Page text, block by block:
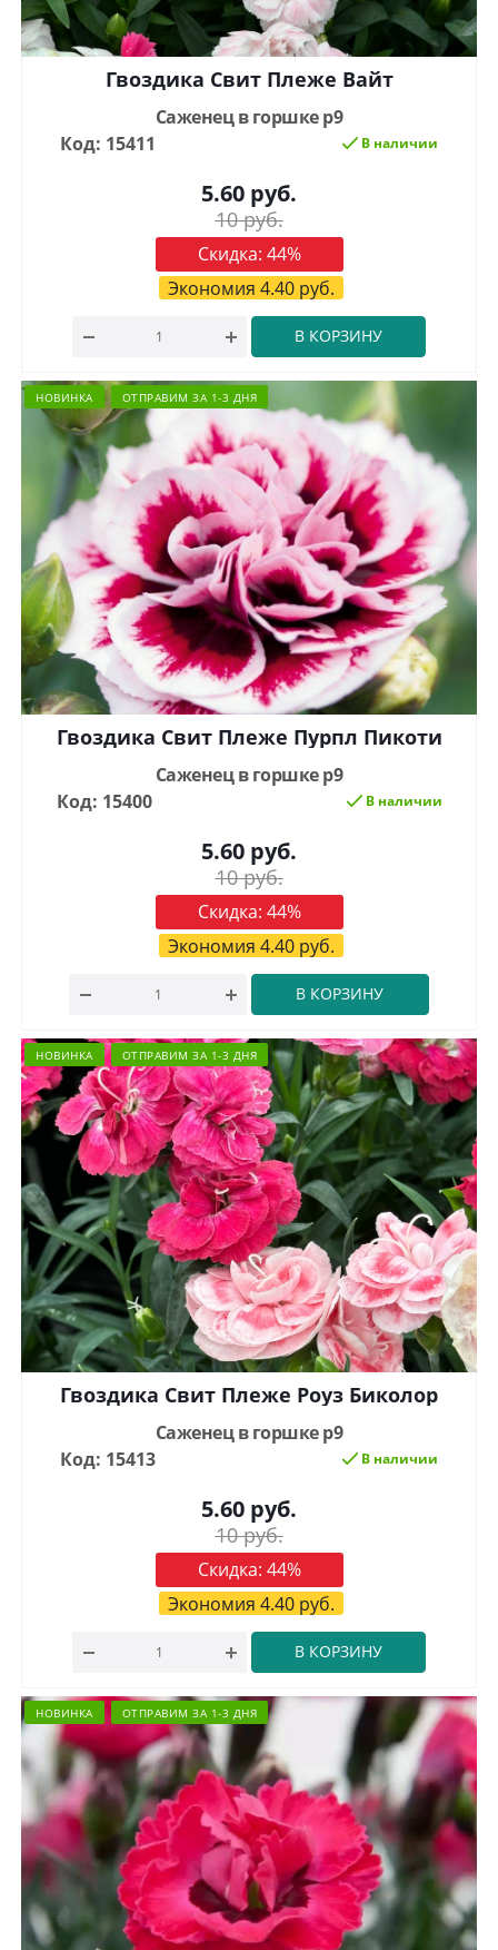
Гвоздика Свит Плеже Вайт
Саженец в горшке р9
Код: 15411
В наличии
5.60 руб.
10руб.
Скидка: 44%
Экономия 4.40руб.
В КОРЗИНУ
НОВИНКА ОТПРАВИМ ЗА 1-3 ДНЯ
Гвоздика Свит Плеже Пурпл Пикоти
Саженец в горшке р9
Код: 15400
В наличии
5.60 руб.
10руб.
Скидка: 44%
Экономия 4.40руб.
В КОРЗИНУ
НОВИНКА ОТПРАВИМ ЗА 1-3 ДНЯ
Гвоздика Свит Плеже Роуз Биколор
Саженец в горшке р9
Код: 15413
В наличии
5.60 руб.
10руб.
Скидка: 44%
Экономия 4.40руб.
В КОРЗИНУ
НОВИНКА ОТПРАВИМ ЗА 1-3 ДНЯ